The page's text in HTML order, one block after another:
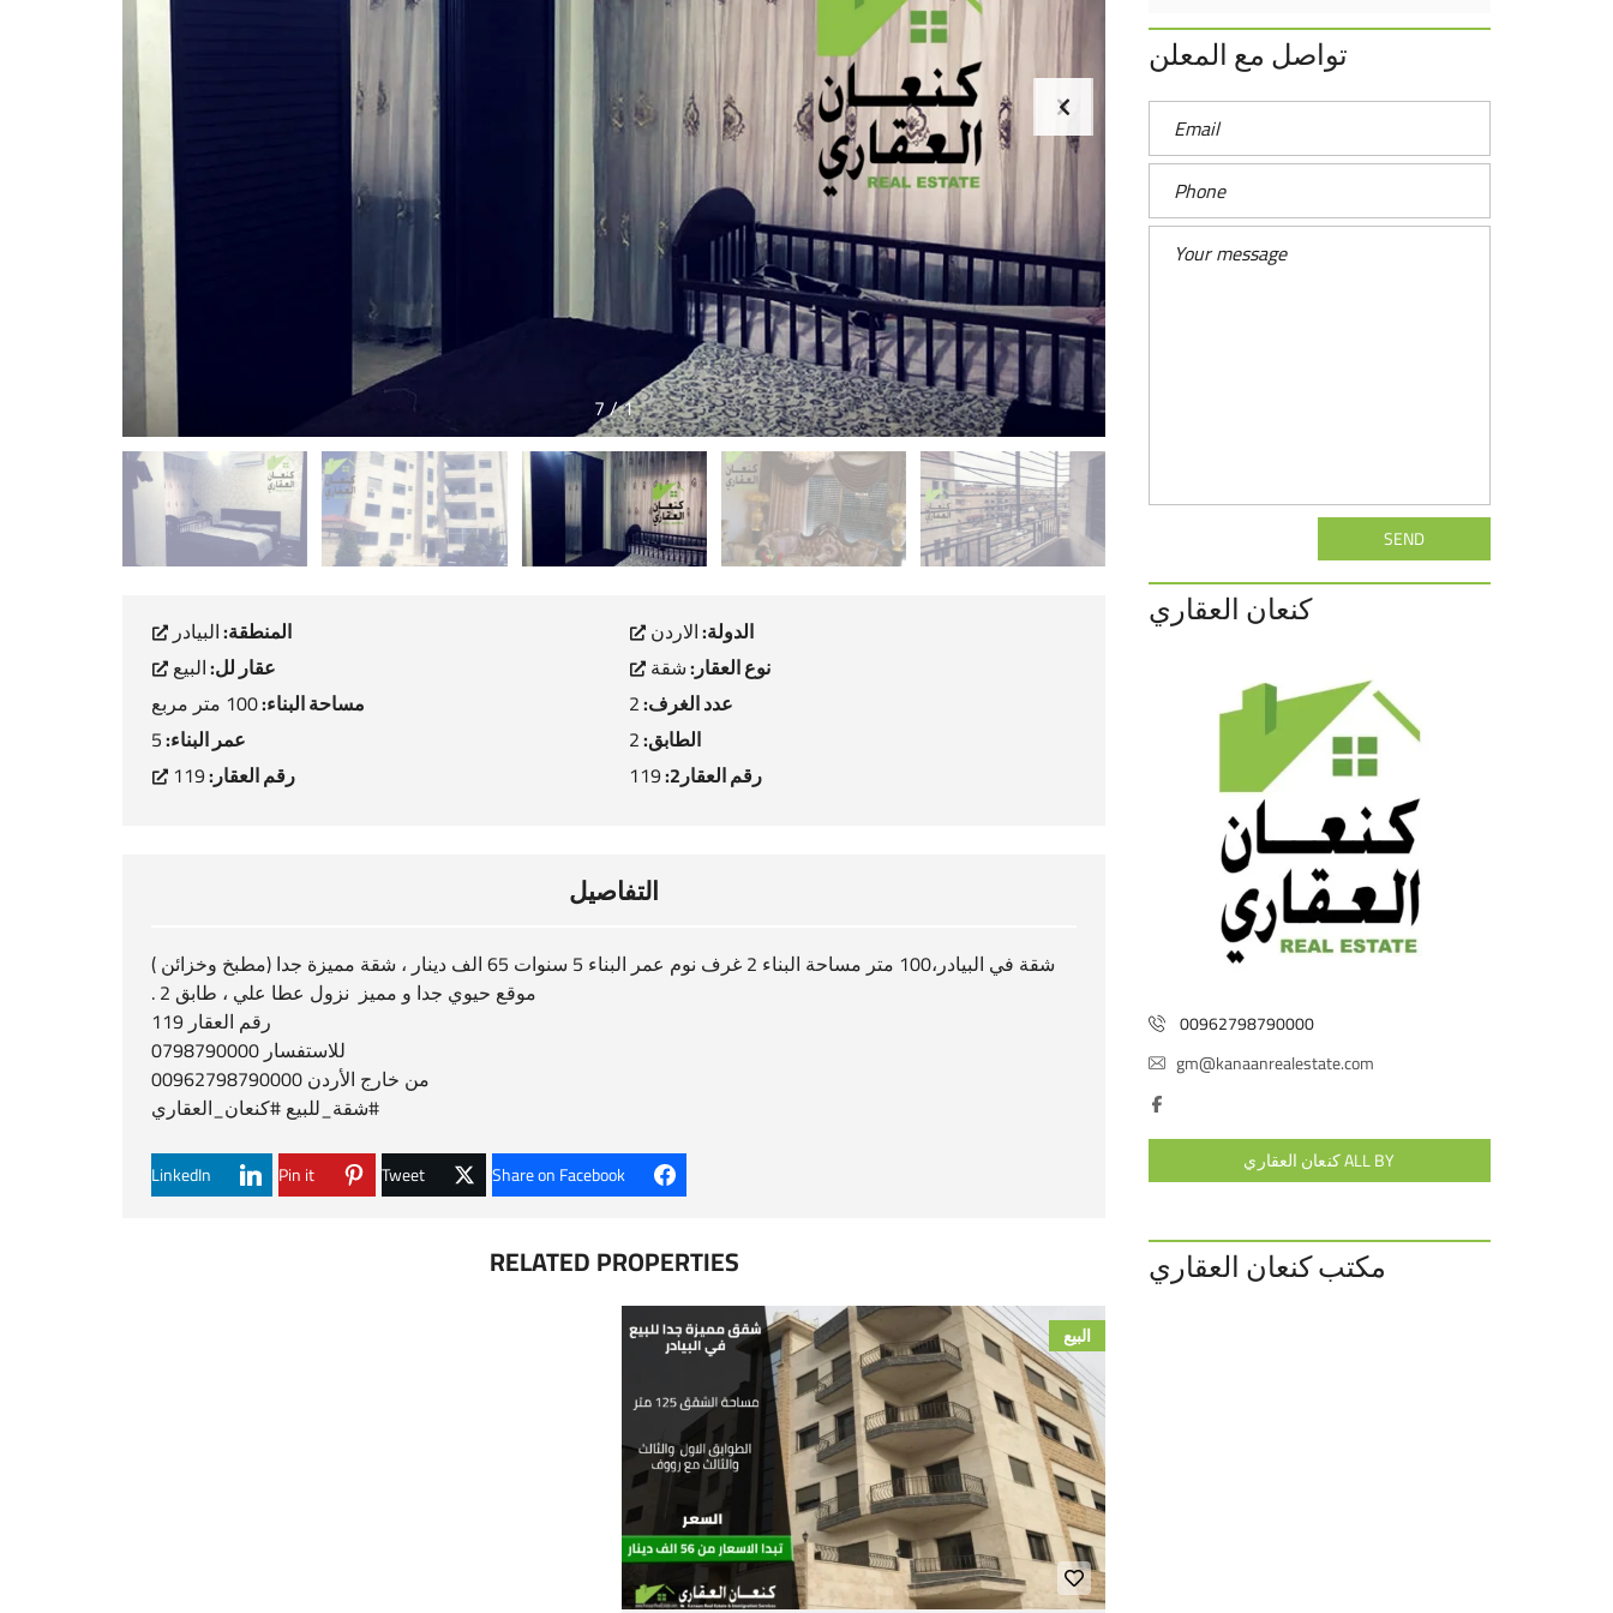
1
/
7
الدولة:الاردن المنطقة:البيادر
نوع العقار:شقة عقار لل:البيع
عدد الغرف:2 مساحة البناء:100 متر مربع
الطابق:2 عمر البناء:5
رقم العقار2: 119 رقم العقار:119
التفاصيل
شقة في البيادر،100 متر مساحة البناء 2 غرف نوم عمر البناء 5 سنوات 65 الف دينار ، شقة مميزة جدا (مطبخ وخزائن )
موقع حيوي جدا و مميز نزول عطا علي ، طابق 2 .
رقم العقار 119
للاستفسار 0798790000
من خارج الأردن 00962798790000
#شقة_للبيع#كنعان_العقاري
Share on Facebook
Tweet
Pin it
LinkedIn
RELATED PROPERTIES
البيع
تواصل مع المعلن
SEND
كنعان العقاري
00962798790000
gm@kanaanrealestate.com
ALL BY كنعان العقاري
مكتب كنعان العقاري